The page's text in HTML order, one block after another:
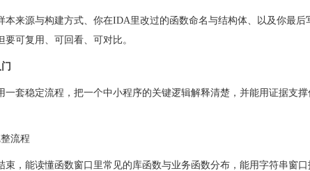
本来源与构建方式、你在IDA里改过的函数命名与结构体、以及你最后
可复用、可回看、可对比。
一套稳定流程，把一个中小程序的关键逻辑解释清楚，并能用证据支撑
流程
束，能读懂函数窗口里常见的库函数与业务函数分布，能用字符串窗口